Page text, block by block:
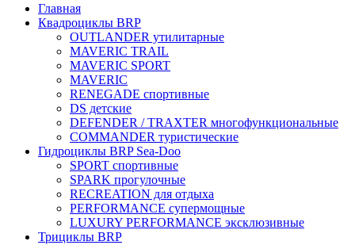
Главная
Квадроциклы BRP
OUTLANDER утилитарные
MAVERIC TRAIL
MAVERIC SPORT
MAVERIC
RENEGADE спортивные
DS детские
DEFENDER / TRAXTER многофункциональные
COMMANDER туристические
Гидроциклы BRP Sea-Doo
SPORT спортивные
SPARK прогулочные
RECREATION для отдыха
PERFORMANCE супермощные
LUXURY PERFORMANCE эксклюзивные
Трициклы BRP